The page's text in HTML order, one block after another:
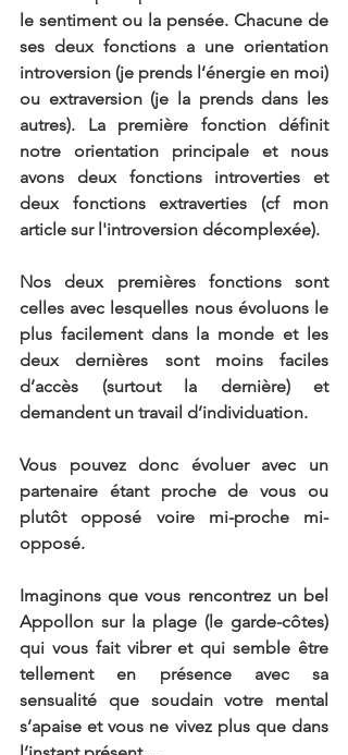
le sentiment ou la pensée. Chacune de
ses deux fonctions a une orientation
introversion (je prends l’énergie en moi)
ou extraversion (je la prends dans les
autres). La première fonction définit
notre orientation principale et nous
avons deux fonctions introverties et
deux fonctions extraverties (cf mon
article sur l'introversion décomplexée).
Nos deux premières fonctions sont
celles avec lesquelles nous évoluons le
plus facilement dans la monde et les
deux dernières sont moins faciles
d’accès (surtout la dernière) et
demandent un travail d’individuation.
Vous pouvez donc évoluer avec un
partenaire étant proche de vous ou
plutôt opposé voire mi-proche mi-
opposé.
Imaginons que vous rencontrez un bel
Appollon sur la plage (le garde-côtes)
qui vous fait vibrer et qui semble être
tellement en présence avec sa
sensualité que soudain votre mental
s’apaise et vous ne vivez plus que dans